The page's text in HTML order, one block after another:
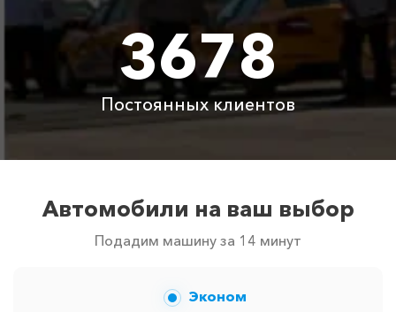
Цены по акции ограничены количеством свободных
автомобилей в г Лермонтово. Точную цену вам
сообщит менеджер при заказе.
3678
Постоянных клиентов
Автомобили на ваш выбор
Подадим машину за 14 минут
Эконом